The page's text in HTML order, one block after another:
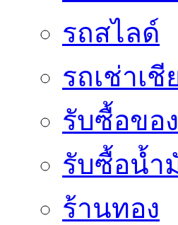
รถสไลด์
รถเช่าเชี
รับซื้อขอ
รับซื้อน้ำ
ร้านทอง